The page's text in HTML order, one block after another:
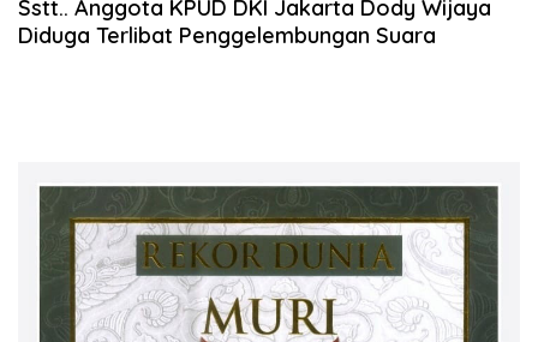
Sstt.. Anggota KPUD DKI Jakarta Dody Wijaya
Diduga Terlibat Penggelembungan Suara